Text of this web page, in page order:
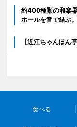
約400種類の和楽
ホールを音で結ぶ。
【近江ちゃんぽん
食べる